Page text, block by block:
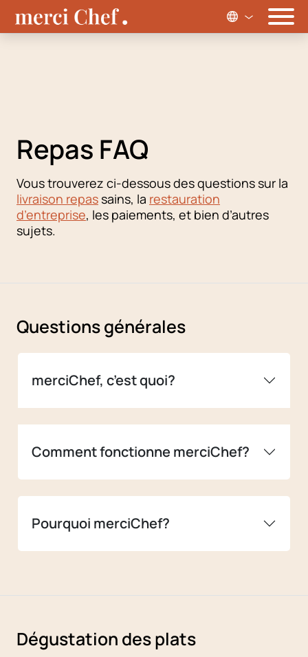
Repas FAQ
Vous trouverez ci-dessous des questions sur la
livraison repassains, la restauration
d’entreprise, les paiements, et bien d’autres
sujets.
Questions générales
merciChef, c’est quoi?
Comment fonctionne merciChef?
Pourquoi merciChef?
Dégustation des plats